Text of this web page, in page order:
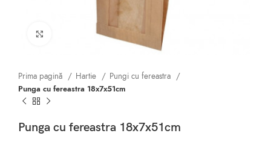
Click to enlarge
Prima pagină Hartie
Pungi cu fereastra
Punga cu fereastra 18x7x51cm
Punga cu fereastra 18x7x51cm